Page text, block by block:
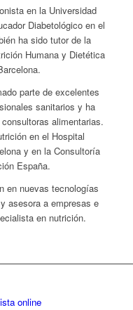
en la Universidad
Diabetológico en el
ha sido tutor de la
Humana y Dietética
parte de excelentes
sanitarios y ha
alimentarias.
en el Hospital
y en la Consultoría
España.
en nuevas tecnologías
asesora a empresas e
en nutrición.
online